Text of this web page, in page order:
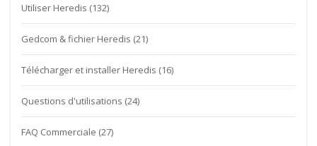
Utiliser Heredis (132)
Gedcom & fichier Heredis (21)
Télécharger et installer Heredis (16)
Questions d'utilisations (24)
FAQ Commerciale (27)